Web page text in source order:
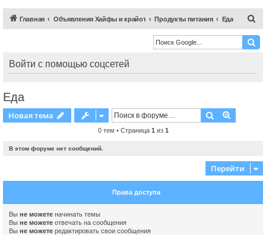
Главная Объявления Хайфы и крайот Продукты питания Еда
и
к
Войти с помощью соцсетей
Еда
Новая тема Поиск
0 тем • Страница 1 из 1
В этом форуме нет сообщений.
Перейти
Права доступа
Вы не можете начинать темы
Вы не можете отвечать на сообщения
Вы не можете редактировать свои сообщения